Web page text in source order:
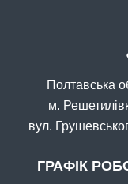
Полтавська
м.
вул.
ГРАФІК